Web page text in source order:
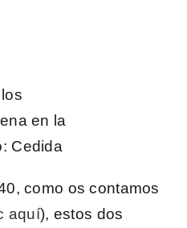
en la
: Cedida
como os contamos
aquí), estos dos